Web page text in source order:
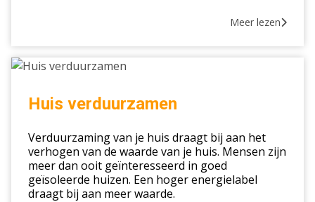
Meer lezen
Huis
Huis verduurzamen
Verduurzaming van je huis draagt bij aan het
verhogen van de waarde van je huis. Mensen zijn
meer dan ooit geïnteresseerd in goed
geïsoleerde huizen. Een hoger energielabel
draagt bij aan meer waarde.